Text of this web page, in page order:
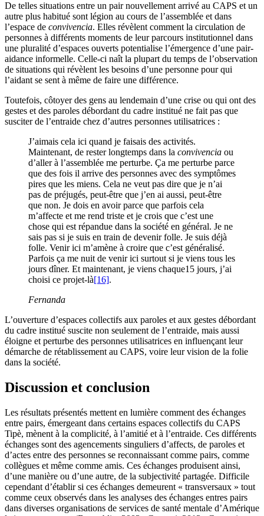
De telles situations entre un pair nouvellement arrivé au CAPS et un
autre plus habitué sont légion au cours de l’assemblée et dans
l’espace de convivencia. Elles révèlent comment la circulation de
personnes à différents moments de leur parcours institutionnel dans
une pluralité d’espaces ouverts potentialise l’émergence d’une pair-
aidance informelle. Celle-ci naît la plupart du temps de l’observation
de situations qui révèlent les besoins d’une personne pour qui
l’aidant se sent à même de faire une différence.
Toutefois, côtoyer des gens au lendemain d’une crise ou qui ont des
gestes et des paroles débordant du cadre institué ne fait pas que
susciter de l’entraide chez d’autres personnes utilisatrices :
J’aimais cela ici quand je faisais des activités.
Maintenant, de rester longtemps dans la convivencia ou
d’aller à l’assemblée me perturbe. Ça me perturbe parce
que des fois il arrive des personnes avec des symptômes
pires que les miens. Cela ne veut pas dire que je n’ai
pas de préjugés, peut-être que j’en ai aussi, peut-être
que non. Je dois en avoir parce que parfois cela
m’affecte et me rend triste et je crois que c’est une
chose qui est répandue dans la société en général. Je ne
sais pas si je suis en train de devenir folle. Je suis déjà
folle. Venir ici m’amène à croire que c’est généralisé.
Parfois ça me nuit de venir ici surtout si je viens tous les
jours dîner. Et maintenant, je viens chaque15 jours, j’ai
choisi ce projet-là[16].
Fernanda
L’ouverture d’espaces collectifs aux paroles et aux gestes débordant
du cadre institué suscite non seulement de l’entraide, mais aussi
éloigne et perturbe des personnes utilisatrices en influençant leur
démarche de rétablissement au CAPS, voire leur vision de la folie
dans la société.
Discussion et conclusion
Les résultats présentés mettent en lumière comment des échanges
entre pairs, émergeant dans certains espaces collectifs du CAPS
Tipè, mènent à la complicité, à l’amitié et à l’entraide. Ces différents
échanges sont des agencements singuliers d’affects, de paroles et
d’actes entre des personnes se reconnaissant comme pairs, comme
collègues et même comme amis. Ces échanges produisent ainsi,
d’une manière ou d’une autre, de la subjectivité partagée. Difficile
cependant d’établir si ces échanges demeurent « transversaux » tout
comme ceux observés dans les analyses des échanges entres pairs
dans diverses organisations de services de santé mentale d’Amérique